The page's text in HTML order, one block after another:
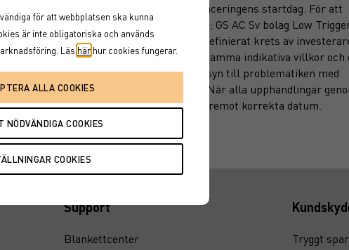
kan handlas upp av vår motpart på placeringens startdag. För att
med ett nytt exklusivt erbjudande: GS AC Sv bolag Low Trigger
erbjudande till en begränsad och fördefinierat krets av
Vid lanseringen hade denna placering samma indikativa villkor och
att alla datum är preliminära. Med hänsyn till problematiken med
ett visst antal dagar framåt i tiden. När alla upphandlingar
gällande Slutliga villkor innehåller däremot korrekta datum.
Support
Blankettcenter
Tryggt
för att webbplatsen ska kunna
är inte obligatoriska och används
Läs här hur cookies fungerar.